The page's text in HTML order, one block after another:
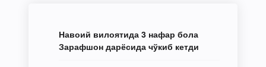
Навоий вилоятида 3 нафар бола
Зарафшон дарёсида чўкиб кетди